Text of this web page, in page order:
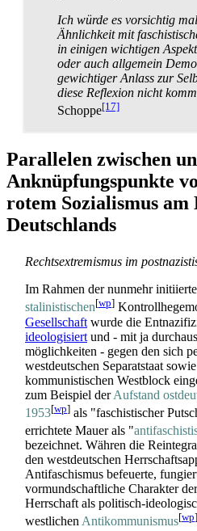
Ich würde es vorsichtig
Ähnlichkeit mit
in einigen wichtigen
oder auch allgemein
gewichtiger Anlass zur
diese Reflexion nicht
Schoppe[17]
Parallelen zwischen
Anknüpfungspunkte
rotem Sozialismus am
Deutschlands
Rechtsextremismus im
Im Rahmen der nunmehr
stalinistischen[wp]
Gesellschaft wurde die
ideologisiert und - mit ja
möglichkeiten - gegen den sich
westdeutschen Separatstaat
kommunistischen Westblock
zum Beispiel derAufstand
1953[wp] als "faschistischer
errichtete Mauer als "
bezeichnet. Währen die
den westdeutschen
Antifaschismus befeuerte,
vormundschaftliche Charakter
Herrschaft als politisch-
westlichenAntikommunismus[wp]